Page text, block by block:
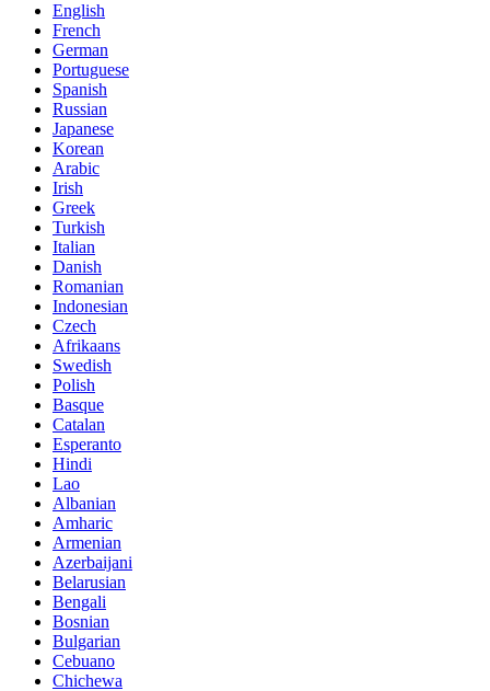
English
French
German
Portuguese
Spanish
Russian
Japanese
Korean
Arabic
Irish
Greek
Turkish
Italian
Danish
Romanian
Indonesian
Czech
Afrikaans
Swedish
Polish
Basque
Catalan
Esperanto
Hindi
Lao
Albanian
Amharic
Armenian
Azerbaijani
Belarusian
Bengali
Bosnian
Bulgarian
Cebuano
Chichewa